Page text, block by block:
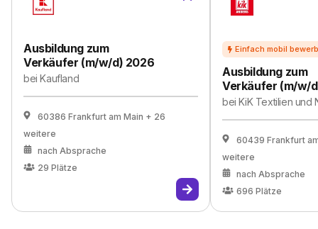
Ausbildung zum
Verkäufer (m/w/d) 2026
beiKaufland
60386 Frankfurt am Main + 26
weitere
nach Absprache
29 Plätze
Ausbildung zum
Verkäufer (m/w/
beiKiK Textilien und
60439 Frankfurt
weitere
nach Absprache
696 Plätze